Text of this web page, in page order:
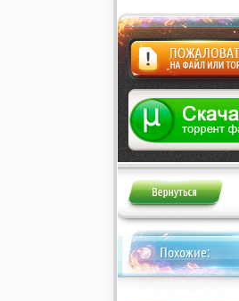
Жалоба
Похожие: